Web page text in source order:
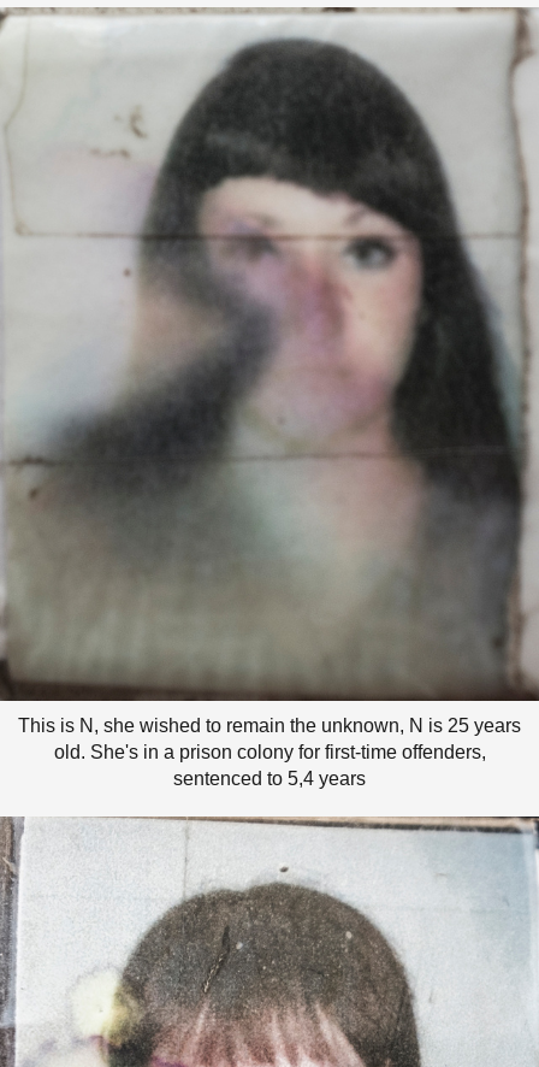
This is N, she wished to remain the unknown, N is 25 years
old. She's in a prison colony for first-time offenders,
sentenced to 5,4 years